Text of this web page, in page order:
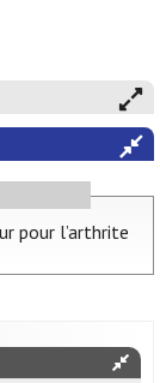
pour l’arthrite